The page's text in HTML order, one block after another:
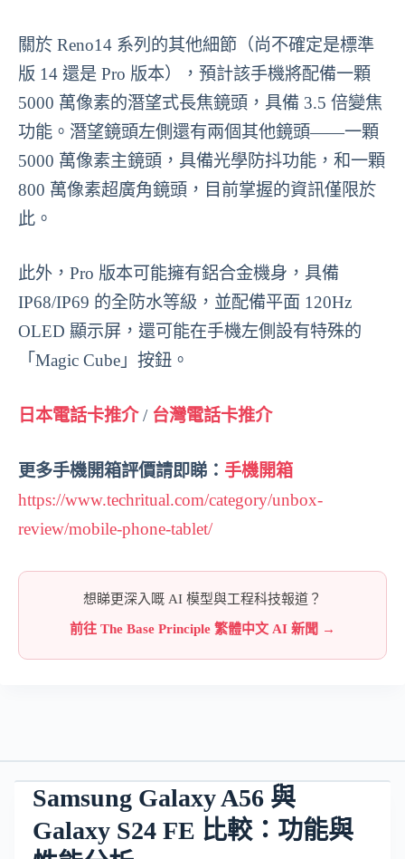
關於 Reno14 系列的其他細節（尚不確定是標準
版 14 還是 Pro 版本），預計該手機將配備一顆
5000 萬像素的潛望式長焦鏡頭，具備 3.5 倍變焦
功能。潛望鏡頭左側還有兩個其他鏡頭——一顆
5000 萬像素主鏡頭，具備光學防抖功能，和一顆
800 萬像素超廣角鏡頭，目前掌握的資訊僅限於
此。
此外，Pro 版本可能擁有鋁合金機身，具備
IP68/IP69 的全防水等級，並配備平面 120Hz
OLED 顯示屏，還可能在手機左側設有特殊的
「Magic Cube」按鈕。
日本電話卡推介/ 台灣電話卡推介
更多手機開箱評價請即睇： 手機開箱
https://www.techritual.com/category/unbox-
review/mobile-phone-tablet/
想睇更深入嘅 AI 模型與工程科技報道？
前往 The Base Principle 繁體中文 AI 新聞 →
Samsung Galaxy A56 與
Galaxy S24 FE 比較：功能與